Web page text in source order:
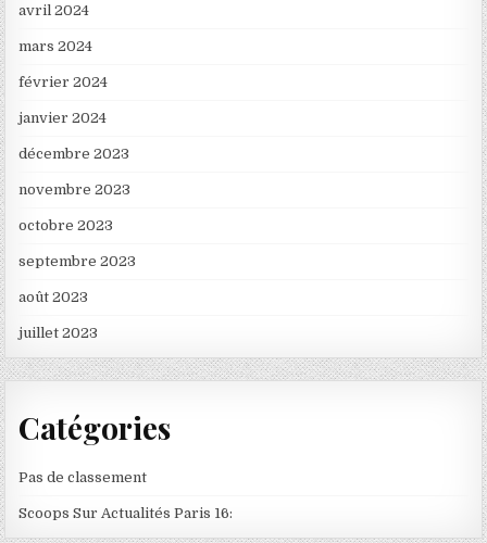
avril 2024
mars 2024
février 2024
janvier 2024
décembre 2023
novembre 2023
octobre 2023
septembre 2023
août 2023
juillet 2023
Catégories
Pas de classement
Scoops Sur Actualités Paris 16: